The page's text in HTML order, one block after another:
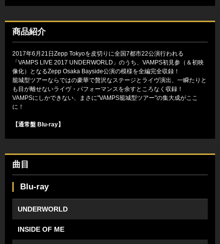
商品紹介
2017年6月21日Zepp Tokyoを皮切りに全国7都市22公演行われる
「VAMPS LIVE 2017 UNDERWORLD」のうち、VAMPS初見参（＆初映
像化）となるZepp Osaka Bayside公演の模様を全編完全収録！
籠城型ツアーならではの豪華で贅沢なステージとライヴ演出、一瞬たりと
も目が離せないライヴ・パフォーマンスを余すところなく収録！
VAMPSにしかできない、まさに"VAMPS籠城型ツアー"の集大成がここ
に！
【通常盤 Blu-ray】
曲目
Blu-ray
UNDERWORLD
INSIDE OF ME